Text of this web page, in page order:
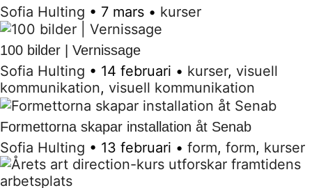
Sofia Hulting • 7 mars • kurser
100 bilder | Vernissage
Sofia Hulting • 14 februari • kurser, visuell
kommunikation, visuell kommunikation
Formettorna skapar installation åt Senab
Sofia Hulting • 13 februari • form, form, kurser